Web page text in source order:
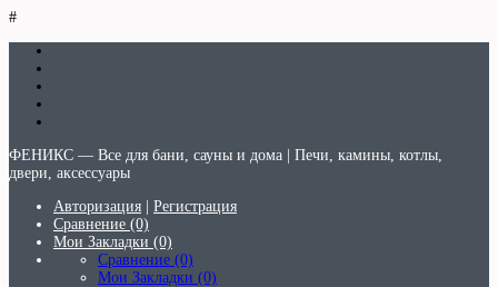
#
ФЕНИКС — Все для бани, сауны и дома | Печи, камины, котлы,
двери, аксессуары
Авторизация
Регистрация
Сравнение (0)
Мои Закладки (0)
Сравнение (0)
Мои Закладки (0)